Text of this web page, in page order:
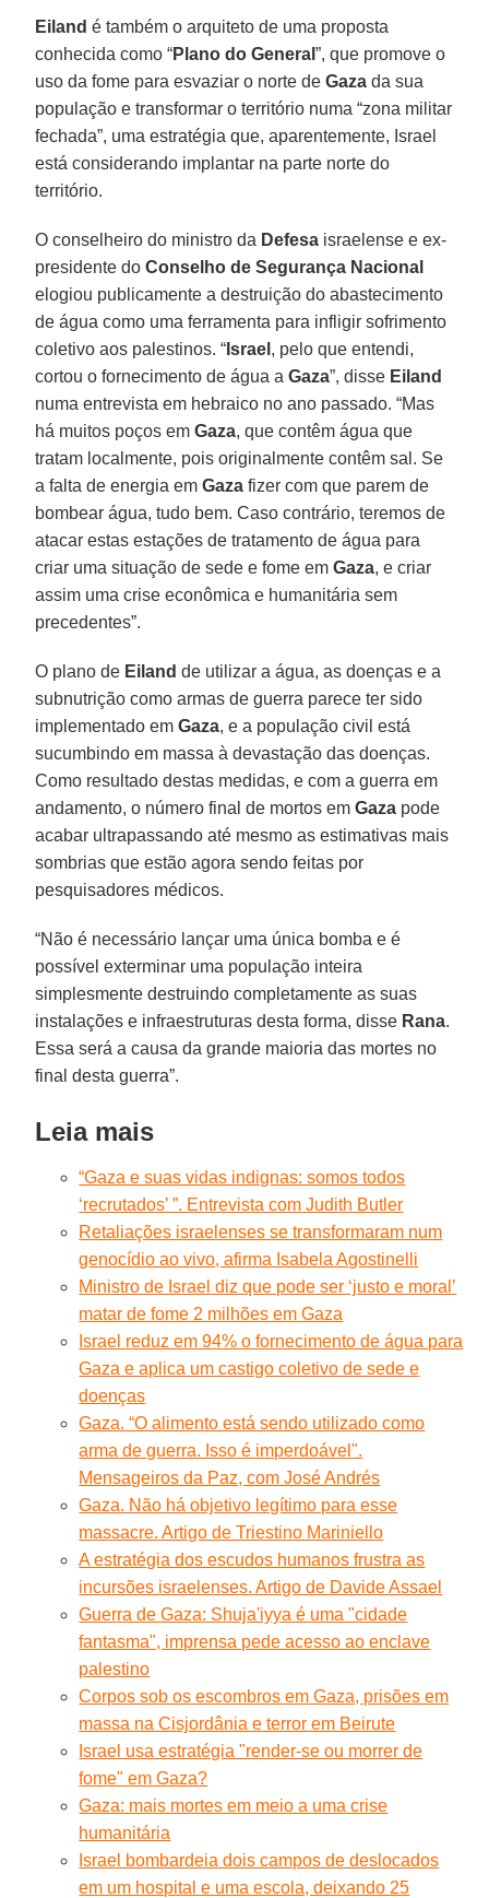
Eiland é também o arquiteto de uma proposta
conhecida como “Plano do General”, que promove o
uso da fome para esvaziar o norte deGaza da sua
população e transformar o território numa “zona militar
fechada”, uma estratégia que, aparentemente, Israel
está considerando implantar na parte norte do
território.
O conselheiro do ministro da Defesa israelense e ex-
presidente doConselho de Segurança Nacional
elogiou publicamente a destruição do abastecimento
de água como uma ferramenta para infligir sofrimento
coletivo aos palestinos. “ Israel , pelo que entendi,
cortou o fornecimento de água aGaza”, disse Eiland
numa entrevista em hebraico no ano passado. “Mas
há muitos poços emGaza, que contêm água que
tratam localmente, pois originalmente contêm sal. Se
a falta de energia emGaza fizer com que parem de
bombear água, tudo bem. Caso contrário, teremos de
atacar estas estações de tratamento de água para
criar uma situação de sede e fome emGaza, e criar
assim uma crise econômica e humanitária sem
precedentes”.
O plano de Eiland de utilizar a água, as doenças e a
subnutrição como armas de guerra parece ter sido
implementado emGaza, e a população civil está
sucumbindo em massa à devastação das doenças.
Como resultado destas medidas, e com a guerra em
andamento, o número final de mortos emGaza pode
acabar ultrapassando até mesmo as estimativas mais
sombrias que estão agora sendo feitas por
pesquisadores médicos.
“Não é necessário lançar uma única bomba e é
possível exterminar uma população inteira
simplesmente destruindo completamente as suas
instalações e infraestruturas desta forma, disse Rana.
Essa será a causa da grande maioria das mortes no
final desta guerra”.
Leia mais
“Gaza e suas vidas indignas: somos todos
‘recrutados’ ”. Entrevista com Judith Butler
Retaliações israelenses se transformaram num
genocídio ao vivo, afirma Isabela Agostinelli
Ministro de Israel diz que pode ser ‘justo e moral’
matar de fome 2 milhões em Gaza
Israel reduz em 94% o fornecimento de água para
Gaza e aplica um castigo coletivo de sede e
doenças
Gaza. “O alimento está sendo utilizado como
arma de guerra. Isso é imperdoável".
Mensageiros da Paz, com José Andrés
Gaza. Não há objetivo legítimo para esse
massacre. Artigo de Triestino Mariniello
A estratégia dos escudos humanos frustra as
incursões israelenses. Artigo de Davide Assael
Guerra de Gaza: Shuja'iyya é uma "cidade
fantasma", imprensa pede acesso ao enclave
palestino
Corpos sob os escombros em Gaza, prisões em
massa na Cisjordânia e terror em Beirute
Israel usa estratégia "render-se ou morrer de
fome" em Gaza?
Gaza: mais mortes em meio a uma crise
humanitária
Israel bombardeia dois campos de deslocados
em um hospital e uma escola, deixando 25